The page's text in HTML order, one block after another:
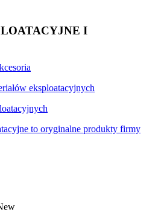
I
eksploatacyjnych
to oryginalne produkty firmy